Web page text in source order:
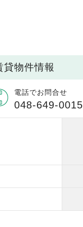
物件情報
電話でお問合せ
048-649-0015